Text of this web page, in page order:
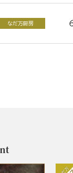
なだ万厨房